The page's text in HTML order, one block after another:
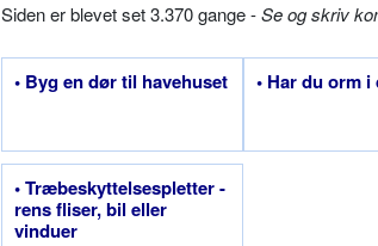
Siden er blevet set 3.370 gange -Se og skriv
• Byg en dør til havehuset • Har du orm
• Træbeskyttelsespletter -
rens fliser, bil eller
vinduer